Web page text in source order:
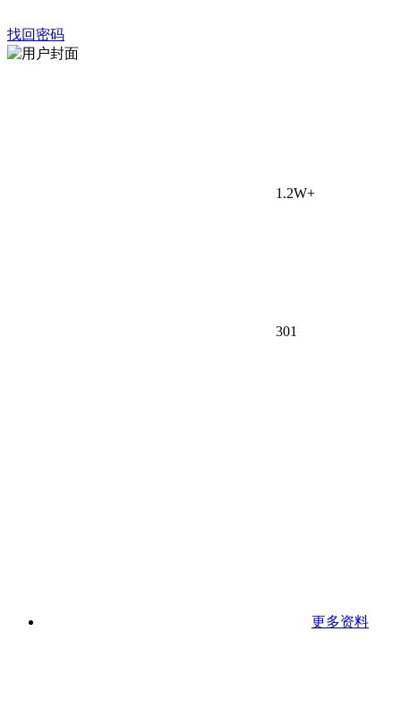
找回密码
1.2W+
301
更多资料